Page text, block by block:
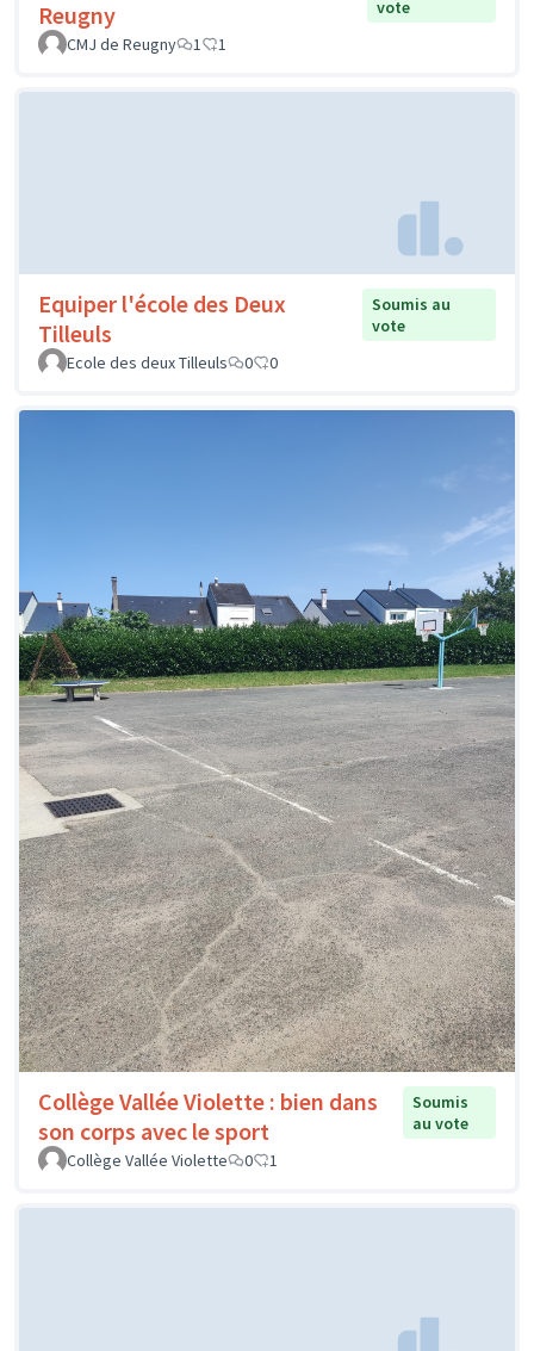
Reugny
vote
CMJ de Reugny
1 1
Equiper l'école des Deux
Tilleuls
Soumis au
vote
Ecole des deux Tilleuls
0 0
Collège Vallée Violette : bien dans
son corps avec le sport
Soumis
au vote
Collège Vallée Violette
0 1